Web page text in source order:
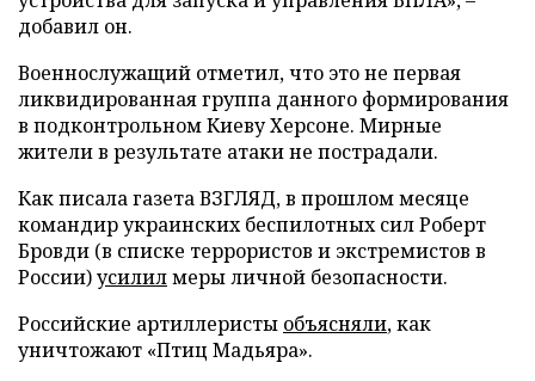
добавил он.
Военнослужащий отметил, что это не первая
ликвидированная группа данного формирования
в подконтрольном Киеву Херсоне. Мирные
жители в результате атаки не пострадали.
Как писала газета ВЗГЛЯД, в прошлом месяце
командир украинских беспилотных сил Роберт
Бровди (в списке террористов и экстремистов в
России)усилилмеры личной безопасности.
Российские артиллеристы объясняли, как
уничтожают «Птиц Мадьяра».